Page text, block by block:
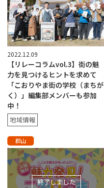
2022.12.09
【リレーコラムvol.3】街の魅
力を見つけるヒントを求めて
「こおりやま街の学校（まちが
く）」編集部メンバーも参加
中！
地域情報
郡山
終了しました